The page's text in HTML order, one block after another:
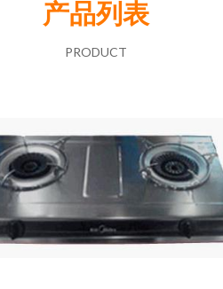
产品列表
PRODUCT